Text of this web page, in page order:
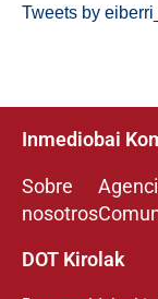
Tweets by
Inmediobai
Sobre
nosotros
DOT Kirolak